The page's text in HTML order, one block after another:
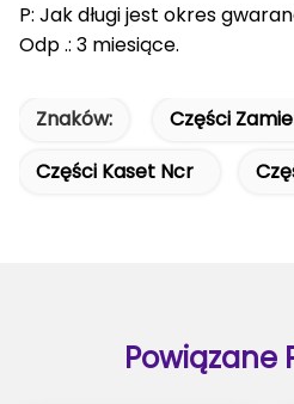
P: Jak długi jest okres
Odp .: 3 miesiące.
Znaków:
Części
Części Kaset Ncr
Powiązane